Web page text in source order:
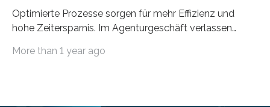
Optimierte Prozesse sorgen für mehr Effizienz und
hohe Zeitersparnis. Im Agenturgeschäft verlassen
machen sich auf den Weg zu Kunden oder Partnern.
More than 1 year ago